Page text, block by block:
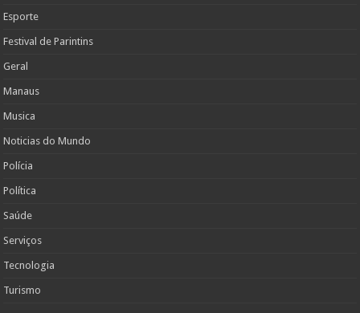
Esporte
Festival de Parintins
Geral
Manaus
Musica
Noticias do Mundo
Polícia
Política
Saúde
Serviços
Tecnologia
Turismo